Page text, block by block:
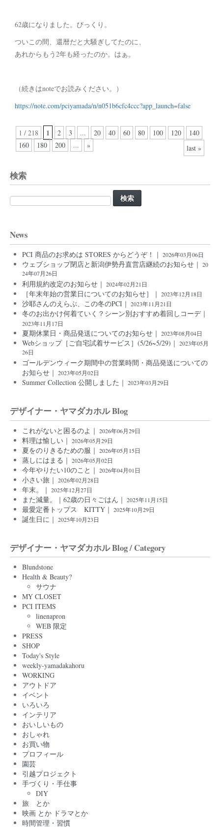
62歳になりました。びっくり。
ついこの間、還暦だと大騒ぎしてたのに、
あれからもう2年も経ったのか。はぁ。
（続きはnoteでお読みください。）
https://note.com/pciyamada/n/n051b6cfc4ccc?app_launch=false
1 / 218 1 2 3 ... 20 40 60 80 100 120
140
160
180 200 ... » last »
検索
検
索:
News
PCI 商品のお求めは STORES からどうぞ！｜ 2026年03月06日
ウェブショップ閉店と新潟伊勢丹直営店継続のお知らせ｜ 20
24年07月26日
利用規約改定のお知らせ｜ 2024年02月21日
［年末年始の営業日についてのお知らせ］｜ 2023年12月18日
沙耶さんのえらぶ、この冬のPCI｜ 2023年11月21日
冬のお出かけ何着ていく？シーン別おすすめ着回しコーデ｜
2023年11月17日
夏期休業日・商品発送についてのお知らせ｜ 2023年08月04日
Webショップ［ご自宅試着サービス］(5/26~5/29)｜ 2023年05月
26日
ゴールデンウィーク期間中の営業時間・商品発送についての
お知らせ｜ 2023年05月02日
Summer Collection 公開しました｜ 2023年03月29日
デザイナー・ヤマダカホル Blog
これがないと困るのよ｜ 2026年06月29日
料理は愉しい｜ 2026年05月29日
夏をのりきるための服｜ 2026年05月15日
蒸しにはまる｜ 2026年05月02日
今年やりたい10のこと｜ 2026年04月01日
小さい旅｜ 2026年02月28日
年末。｜ 2025年12月27日
また減量。｜62歳の日々ごはん｜ 2025年11月15日
最愛定番トップス KITTY｜ 2025年10月29日
誕生日に｜ 2025年10月23日
デザイナー・ヤマダカホル Blog / Category
Blundstone
Health & Beauty?
サウナ
MY CLOSET
PCI ITEMS
linenapron
WEB 限定
PRESS
SHOP
Today's Style
weekly-yamadakahoru
WORKING
アウトドア
イベント
いろいろ
インテリア
おいしいもの
おしゃれ
お買い物
プロフィール
園芸
引越プロジェクト
手づくり・手仕事
DIY
旅 とか
映画 とか ドラマとか
時間管理・習慣